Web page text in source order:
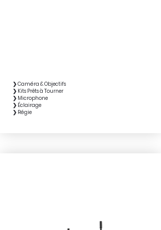
❯ Caméra & Objectifs
❯ Kits Prêts à Tourner
❯ Microphone
❯ Éclairage
❯ Régie